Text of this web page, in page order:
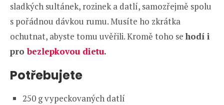
sladkých sultánek, rozinek a datlí, samozřejmě spolu
s pořádnou dávkou rumu. Musíte ho zkrátka
ochutnat, abyste tomu uvěřili. Kromě toho se hodí i
probezlepkovou dietu.
Potřebujete
250 g vypeckovaných datlí